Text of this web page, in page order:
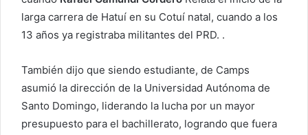
larga carrera de Hatuí en su Cotuí natal, cuando a los
13 años ya registraba militantes del PRD. .
También dijo que siendo estudiante, de Camps
asumió la dirección de la Universidad Autónoma de
Santo Domingo, liderando la lucha por un mayor
presupuesto para el bachillerato, logrando que fuera